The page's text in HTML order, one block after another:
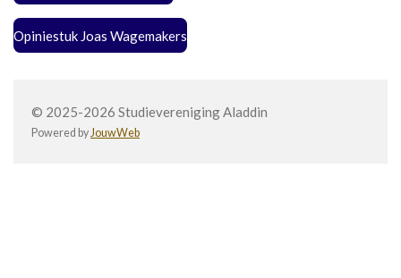
Opiniestuk Joas Wagemakers
© 2025-2026 Studievereniging Aladdin
Powered byJouwWeb